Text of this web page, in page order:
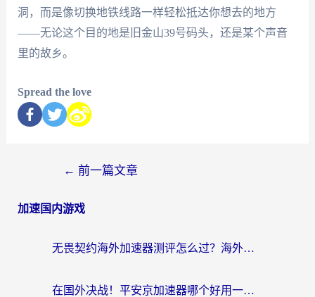
洞，而是像切换地铁线路一样轻松抵达你想去的地方
——无论这个目的地是旧金山39号码头，还是某个声音
里的故乡。
Spread the love
← 前一篇文章
加速国内游戏
无畏契约海外加速器测评怎么过？海外玩家亲测实用指南（附小众技巧）
在国外决战！平安京加速器哪个好用一点？老玩家亲测番茄加速器全解析